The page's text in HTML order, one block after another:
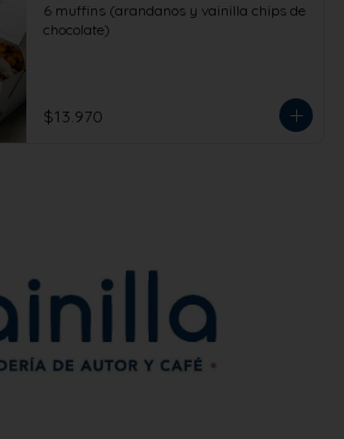
6 muffins (arandanos y vainilla chips de
chocolate)
$13.970